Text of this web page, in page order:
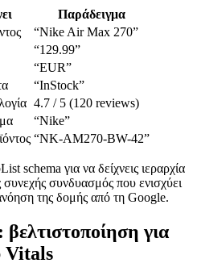
Παράδειγμα
“Nike Air Max 270”
“129.99”
“EUR”
“InStock”
4.7 / 5 (120 reviews)
“Nike”
“NK-AM270-BW-42”
schema για να δείχνεις ιεραρχία
συνδυασμός που ενισχύει
της δομής από τη Google.
για
Vitals